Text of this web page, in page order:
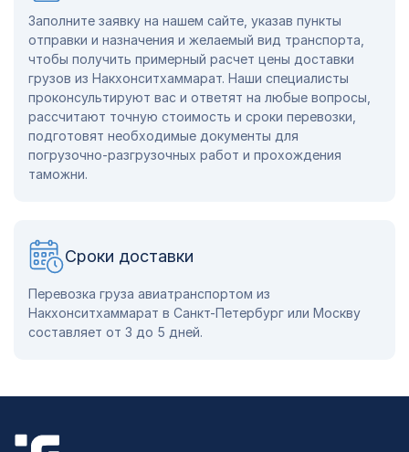
Заполните заявку на нашем сайте, указав пункты
отправки и назначения и желаемый вид транспорта,
чтобы получить примерный расчет цены доставки
грузов из Накхонситхаммарат. Наши специалисты
проконсультируют вас и ответят на любые вопросы,
рассчитают точную стоимость и сроки перевозки,
подготовят необходимые документы для
погрузочно-разгрузочных работ и прохождения
таможни.
Сроки доставки
Перевозка груза авиатранспортом из
Накхонситхаммарат в Санкт-Петербург или Москву
составляет от 3 до 5 дней.